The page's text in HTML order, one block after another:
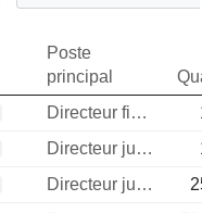
Poste
principal
Directeur financier
Directeur juridique
Directeur juridique